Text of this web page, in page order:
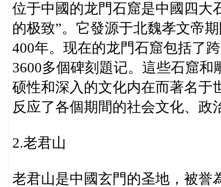
位于中國的龙門石窟是中國四大
的极致”。它發源于北魏孝文帝
400年。现在的龙門石窟包括了
3600多個碑刻題记。這些石窟
硕性和深入的文化内在而著名于
反应了各個期間的社会文化、
2.老君山
老君山是中國玄門的圣地，被誉